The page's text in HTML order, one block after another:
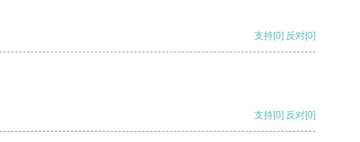
支持[0] 反对[0]
支持[0] 反对[0]